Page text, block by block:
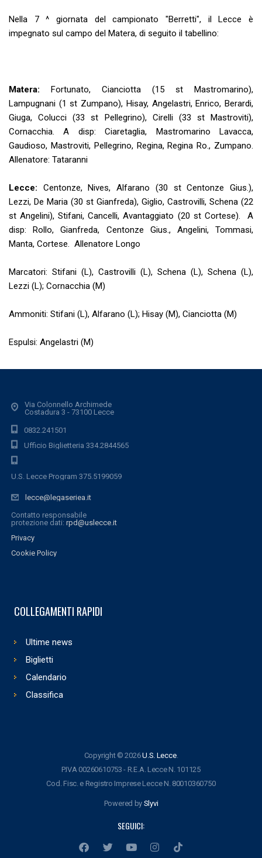
Nella 7 ^ giornata del campionato "Berretti", il Lecce è
impegnato sul campo del Matera, di seguito il tabellino:
Matera: Fortunato, Cianciotta (15 st Mastromarino),
Lampugnani (1 st Zumpano), Hisay, Angelastri, Enrico, Berardi,
Giuga, Colucci (33 st Pellegrino), Cirelli (33 st Mastroviti),
Cornacchia. A disp: Ciaretaglia, Mastromarino Lavacca,
Gaudioso, Mastroviti, Pellegrino, Regina, Regina Ro., Zumpano.
Allenatore: Tataranni
Lecce: Centonze, Nives, Alfarano (30 st Centonze Gius.),
Lezzi, De Maria (30 st Gianfreda), Giglio, Castrovilli, Schena (22
st Angelini), Stifani, Cancelli, Avantaggiato (20 st Cortese). A
disp: Rollo, Gianfreda, Centonze Gius., Angelini, Tommasi,
Manta, Cortese. Allenatore Longo
Marcatori: Stifani (L), Castrovilli (L), Schena (L), Schena (L),
Lezzi (L); Cornacchia (M)
Ammoniti: Stifani (L), Alfarano (L); Hisay (M), Cianciotta (M)
Espulsi: Angelastri (M)
Via Colonnello Archimede
Costadura 3 - 73100 Lecce
0832.241501
Ufficio Biglietteria 334.2844565
U.S. Lecce Program 375.5199059
lecce@legaseriea.it
Contatto responsabile
protezione dati: rpd@uslecce.it
Privacy
Cookie Policy
COLLEGAMENTI RAPIDI
Ultime news
Biglietti
Calendario
Classifica
Copyright © 2026U.S. Lecce.
P.IVA 00260610753 - R.E.A. Lecce N. 101125
Cod. Fisc. e Registro Imprese Lecce N. 80010360750
Powered by Slyvi
SEGUICI: